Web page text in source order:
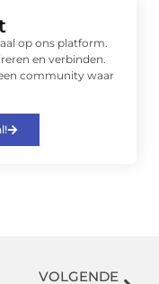
op ons platform.
en verbinden.
community waar
VOLGENDE